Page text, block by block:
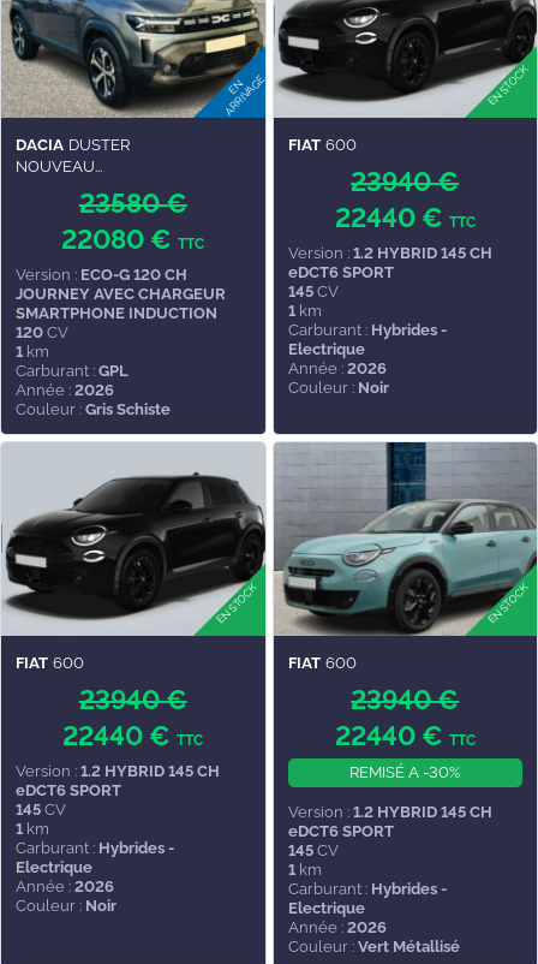
DACIA DUSTER
NOUVEAU...
23580 €
22080 €TTC
Version : ECO-G 120 CH
JOURNEY AVEC CHARGEUR
SMARTPHONE INDUCTION
120 CV
1 km
Carburant : GPL
Année : 2026
Couleur : Gris Schiste
FIAT 600
23940 €
22440 € TTC
Version : 1.2 HYBRID 145 CH
eDCT6 SPORT
145CV
1km
Carburant : Hybrides -
Electrique
Année : 2026
Couleur : Noir
FIAT 600
23940 €
22440 €TTC
Version : 1.2 HYBRID 145 CH
eDCT6 SPORT
145 CV
1 km
Carburant : Hybrides -
Electrique
Année : 2026
Couleur : Noir
FIAT 600
23940 €
22440 € TTC
REMISÉ A -30%
Version : 1.2 HYBRID 145 CH
eDCT6 SPORT
145CV
1km
Carburant : Hybrides -
Electrique
Année : 2026
Couleur : Vert Métallisé